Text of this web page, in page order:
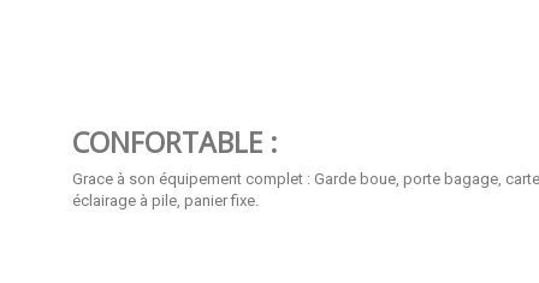
CONFORTABLE :
Grace à son équipement complet : Garde boue, porte bagage,
éclairage à pile, panier fixe.